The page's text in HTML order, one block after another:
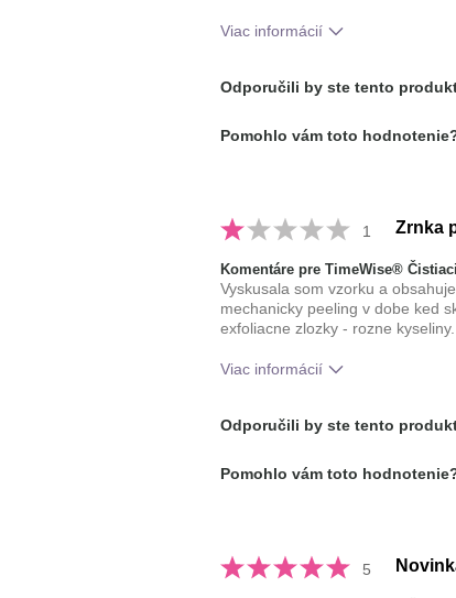
Viac informácií
prípravku?
Odporučili by ste tento
Pomohlo vám toto
1 Zrnka
Komentáre pre TimeWise®
Vyskusala som vzorku a
mechanicky peeling v dobe ked
exfoliacne zlozky - rozne kyseliny.
Viac informácií
Odporučili by ste tento
Pomohlo vám toto
5